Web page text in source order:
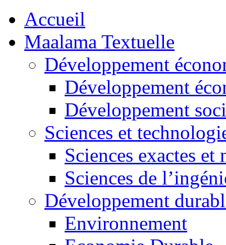
Accueil
Maalama Textuelle
Développement
Développement
Développement
Sciences et
Sciences exactes et
Sciences de
Développement
Environnement